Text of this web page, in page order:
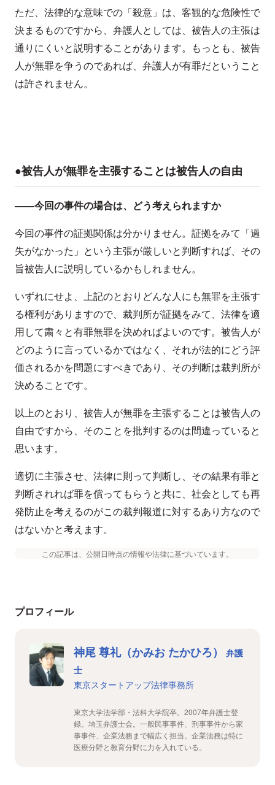
ただ、法律的な意味での「殺意」は、客観的な危険性で
決まるものですから、弁護人としては、被告人の主張は
通りにくいと説明することがあります。もっとも、被告
人が無罪を争うのであれば、弁護人が有罪だということ
は許されません。
●被告人が無罪を主張することは被告人の自由
——今回の事件の場合は、どう考えられますか
今回の事件の証拠関係は分かりません。証拠をみて「過
失がなかった」という主張が厳しいと判断すれば、その
旨被告人に説明しているかもしれません。
いずれにせよ、上記のとおりどんな人にも無罪を主張す
る権利がありますので、裁判所が証拠をみて、法律を適
用して粛々と有罪無罪を決めればよいのです。被告人が
どのように言っているかではなく、それが法的にどう評
価されるかを問題にすべきであり、その判断は裁判所が
決めることです。
以上のとおり、被告人が無罪を主張することは被告人の
自由ですから、そのことを批判するのは間違っていると
思います。
適切に主張させ、法律に則って判断し、その結果有罪と
判断されれば罪を償ってもらうと共に、社会としても再
発防止を考えるのがこの裁判報道に対するあり方なので
はないかと考えます。
この記事は、公開日時点の情報や法律に基づいています。
プロフィール
神尾 尊礼（かみお たかひろ）
弁護
士
東京スタートアップ法律事務所
東京大学法学部・法科大学院卒。2007年弁護士登
録。埼玉弁護士会。一般民事事件、刑事事件から家
事事件、企業法務まで幅広く担当。企業法務は特に
医療分野と教育分野に力を入れている。